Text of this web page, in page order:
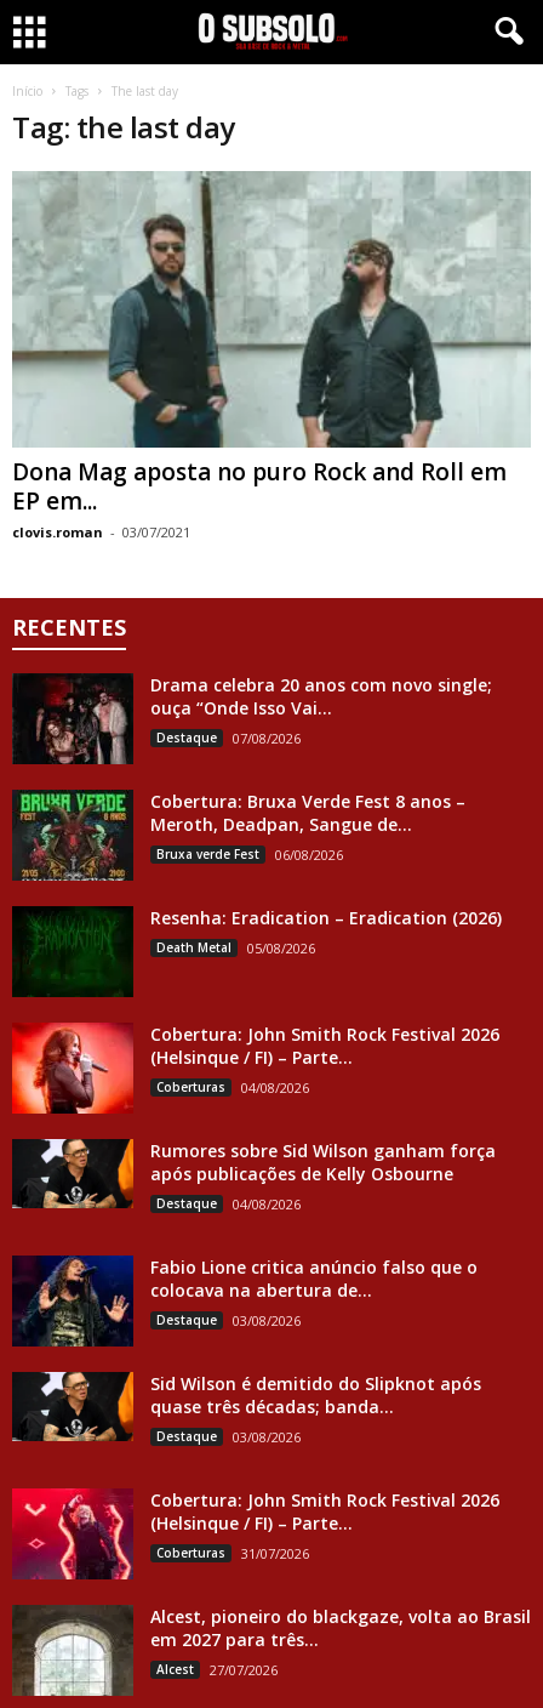
Início Tags The last day
Tag: the last day
Dona Mag aposta no puro Rock and Roll em
EP em...
clovis.roman - 03/07/2021
RECENTES
Drama celebra 20 anos com novo single;
ouça “Onde Isso Vai...
Destaque 07/08/2026
Cobertura: Bruxa Verde Fest 8 anos –
Meroth, Deadpan, Sangue de...
Bruxa verde Fest 06/08/2026
Resenha: Eradication – Eradication (2026)
Death Metal 05/08/2026
Cobertura: John Smith Rock Festival 2026
(Helsinque / FI) – Parte...
Coberturas 04/08/2026
Rumores sobre Sid Wilson ganham força
após publicações de Kelly Osbourne
Destaque 04/08/2026
Fabio Lione critica anúncio falso que o
colocava na abertura de...
Destaque 03/08/2026
Sid Wilson é demitido do Slipknot após
quase três décadas; banda...
Destaque 03/08/2026
Cobertura: John Smith Rock Festival 2026
(Helsinque / FI) – Parte...
Coberturas 31/07/2026
Alcest, pioneiro do blackgaze, volta ao Brasil
em 2027 para três...
Alcest 27/07/2026